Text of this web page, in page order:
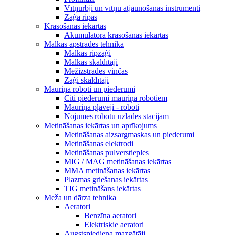
Vītņurbji un vītņu atjaunošanas instrumenti
Zāģa ripas
Krāsošanas iekārtas
Akumulatora krāsošanas iekārtas
Malkas apstrādes tehnika
Malkas ripzāģi
Malkas skaldītāji
Mežizstrādes vinčas
Zāģi skaldītāji
Mauriņa roboti un piederumi
Citi piederumi mauriņa robotiem
Mauriņa pļāvēji - roboti
Nojumes robotu uzlādes stacijām
Metināšanas iekārtas un aprīkojums
Metināšanas aizsargmaskas un piederumi
Metināšanas elektrodi
Metināšanas pulverstieples
MIG / MAG metināšanas iekārtas
MMA metināšanas iekārtas
Plazmas griešanas iekārtas
TIG metināšans iekārtas
Meža un dārza tehnika
Aeratori
Benzīna aeratori
Elektriskie aeratori